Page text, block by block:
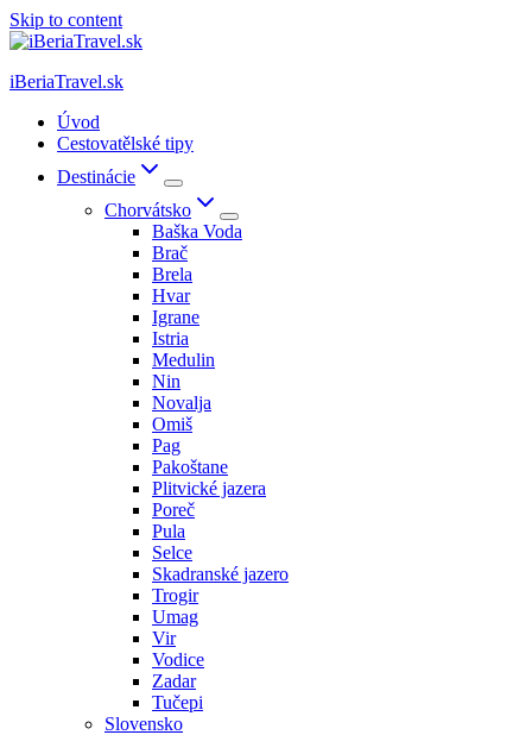
Skip to content
iBeriaTravel.sk
Úvod
Cestovatělské tipy
Destinácie
Chorvátsko
Baška Voda
Brač
Brela
Hvar
Igrane
Istria
Medulin
Nin
Novalja
Omiš
Pag
Pakoštane
Plitvické jazera
Poreč
Pula
Selce
Skadranské jazero
Trogir
Umag
Vir
Vodice
Zadar
Tučepi
Slovensko